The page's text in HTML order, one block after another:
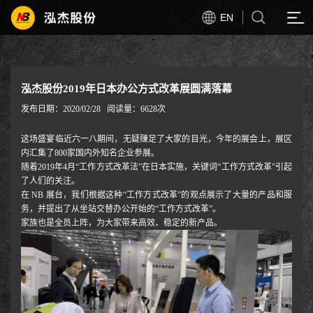
EN
泓杰股份2019年日本办公方式改革展圆满落幕
发布日期：2020/02/28 阅读量：6628次
这场盛宴临近六一八期间，无疑赚足了大家的目光，今年的展会上，展区
内汇集了800家国内外知名企业参展。
随着2019年4月“工作方式改革法”在日本实施，关键词“工作方式改革”引起
了人们的关注。
在 NB 展台，我们根据这种“工作方式改革”的观点展示了大量的产品和服
务，并提出了从坐站交替办公开始的“工作方式改革”。
家族也是全员上阵，为大家带来高效、稳定的新产品。